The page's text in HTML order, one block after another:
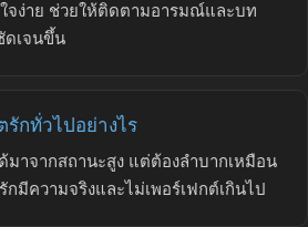
จง่าย ช่วยให้ติดตามอารมณ์และบท
ดเจนขึ้น
รักทั่วไปอย่างไร
มาจากสถานะสูง แต่ต้องลำบากเหมือน
มีความจริงและไม่เพอร์เฟกต์เกินไป